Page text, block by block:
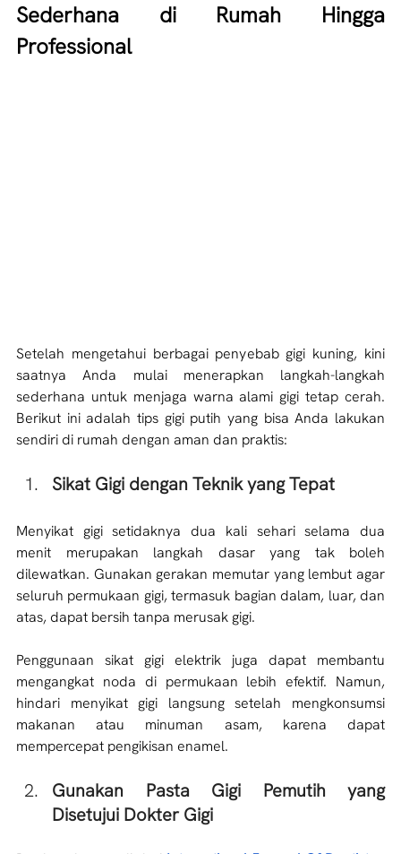
Sederhana di Rumah Hingga
Professional
Setelah mengetahui berbagai penyebab gigi kuning, kini
saatnya Anda mulai menerapkan langkah-langkah
sederhana untuk menjaga warna alami gigi tetap cerah.
Berikut ini adalah tips gigi putih yang bisa Anda lakukan
sendiri di rumah dengan aman dan praktis:
Sikat Gigi dengan Teknik yang Tepat
Menyikat gigi setidaknya dua kali sehari selama dua
menit merupakan langkah dasar yang tak boleh
dilewatkan. Gunakan gerakan memutar yang lembut agar
seluruh permukaan gigi, termasuk bagian dalam, luar, dan
atas, dapat bersih tanpa merusak gigi.
Penggunaan sikat gigi elektrik juga dapat membantu
mengangkat noda di permukaan lebih efektif. Namun,
hindari menyikat gigi langsung setelah mengkonsumsi
makanan atau minuman asam, karena dapat
mempercepat pengikisan enamel.
Gunakan Pasta Gigi Pemutih yang
Disetujui Dokter Gigi